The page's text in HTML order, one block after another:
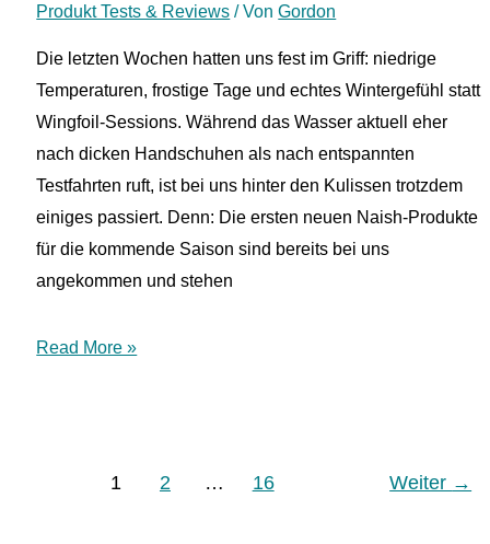
Produkt Tests & Reviews / VonGordon
Die letzten Wochen hatten uns fest im Griff: niedrige
Temperaturen, frostige Tage und echtes Wintergefühl statt
Wingfoil-Sessions. Während das Wasser aktuell eher
nach dicken Handschuhen als nach entspannten
Testfahrten ruft, ist bei uns hinter den Kulissen trotzdem
einiges passiert. Denn: Die ersten neuen Naish-Produkte
für die kommende Saison sind bereits bei uns
angekommen und stehen
Naish
Read More »
1 2 … 16 Weiter →